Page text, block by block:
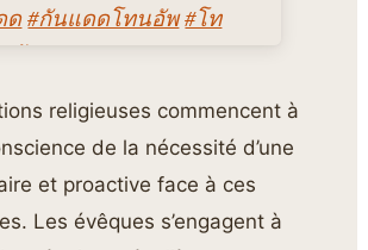
ด #กันแดดโทนอัพ #โท
มกันแดด
– NOVA
religieuses commencent à
de la nécessité d’une
et proactive face à ces
Les évêques s’engagent à